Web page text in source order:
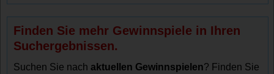
Finden Sie mehr Gewinnspiele in Ihren
Suchergebnissen.
Suchen Sie nachaktuellen Gewinnspielen? Finden Sie